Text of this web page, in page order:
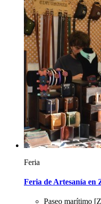
Feria
Feria de Artesanía en
Paseo marítimo